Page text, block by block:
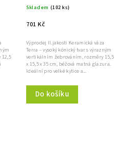
Skladem (102 ks)
701 Kč
Do košíku
Výprodej II.jakosti Keramická váza
Terra – vysoký kónický tvar s výrazným
vertikálním žebrováním, rozměry 15,5
x 15,5 x 35 cm, béžová matná glazura.
Ideální pro velké kytice a...